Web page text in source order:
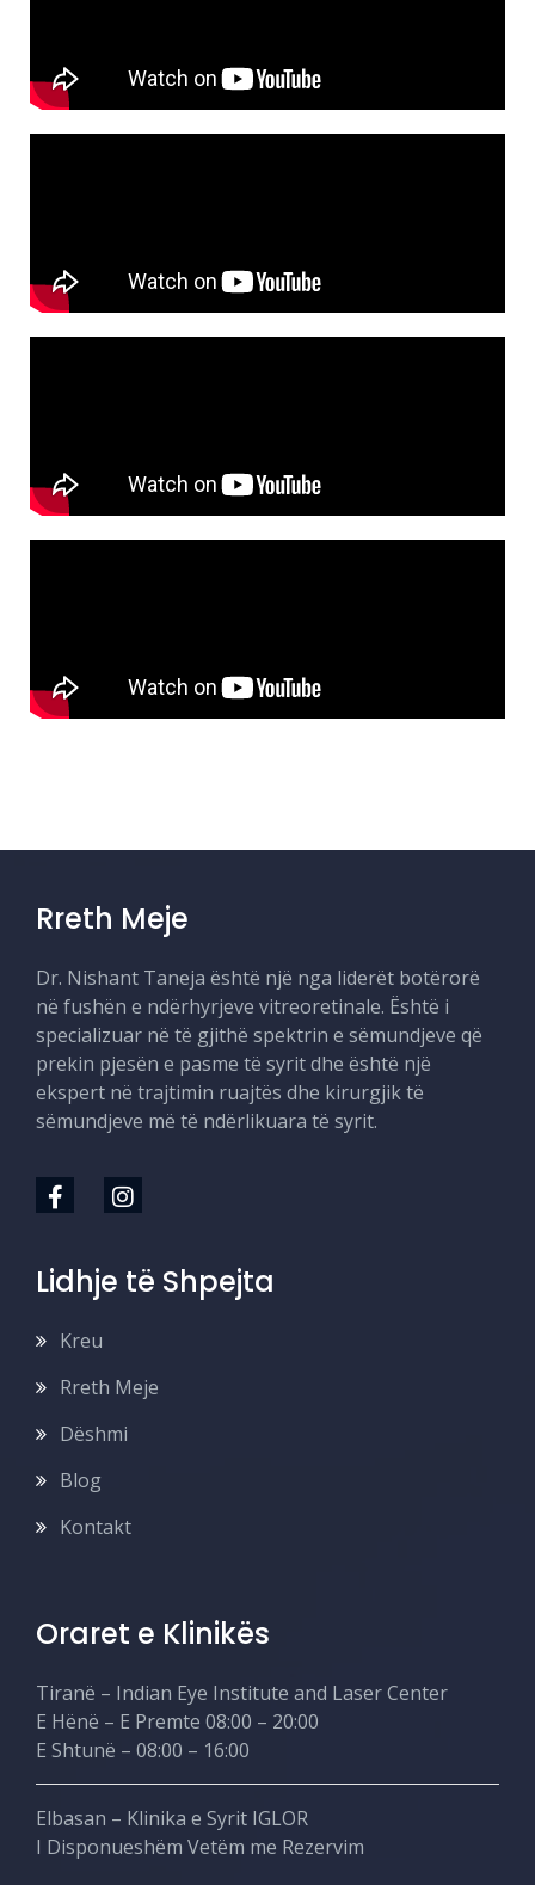
Rreth Meje
Dr. Nishant Taneja është një nga liderët botërorë
në fushën e ndërhyrjeve vitreoretinale. Është i
specializuar në të gjithë spektrin e sëmundjeve që
prekin pjesën e pasme të syrit dhe është një
ekspert në trajtimin ruajtës dhe kirurgjik të
sëmundjeve më të ndërlikuara të syrit.
Lidhje të Shpejta
Kreu
Rreth Meje
Dëshmi
Blog
Kontakt
Oraret e Klinikës
Tiranë – Indian Eye Institute and Laser Center
E Hënë – E Premte 08:00 – 20:00
E Shtunë – 08:00 – 16:00
Elbasan – Klinika e Syrit IGLOR
I Disponueshëm Vetëm me Rezervim